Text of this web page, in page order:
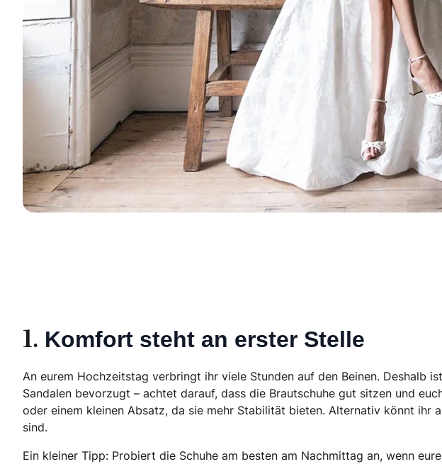
1. Komfort steht an erster Stelle
An eurem Hochzeitstag verbringt ihr viele Stunden auf den Beinen. Deshalb
Sandalen bevorzugt – achtet darauf, dass die Brautschuhe gut sitzen und
oder einem kleinen Absatz, da sie mehr Stabilität bieten. Alternativ könnt ihr
sind.
Ein kleiner Tipp: Probiert die Schuhe am besten am Nachmittag an, wenn